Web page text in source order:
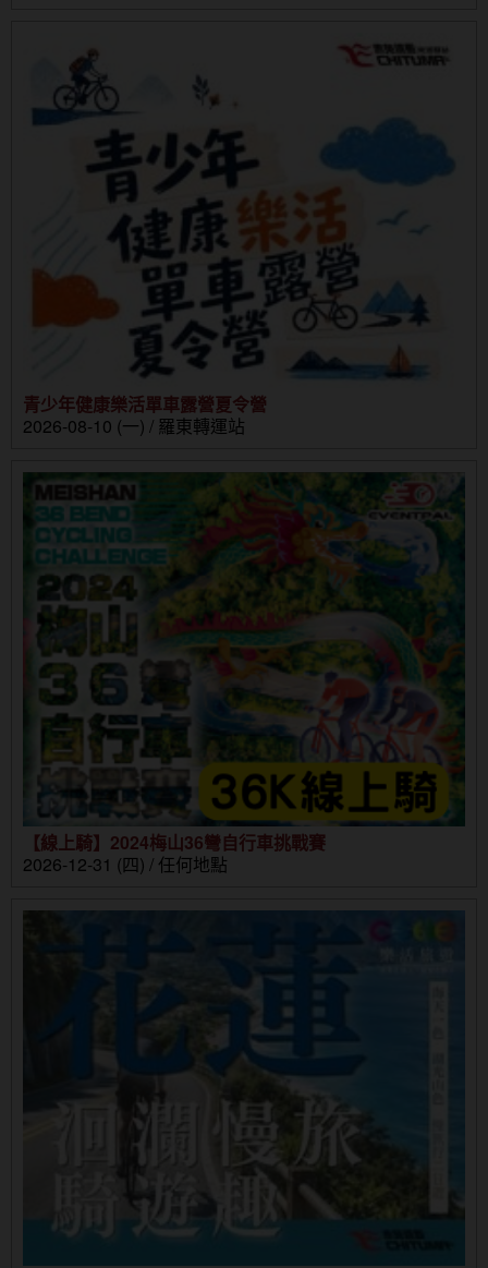
青少年健康樂活單車露營夏令營
2026-08-10 (一) / 羅東轉運站
【線上騎】2024梅山36彎自行車挑戰賽
2026-12-31 (四) / 任何地點